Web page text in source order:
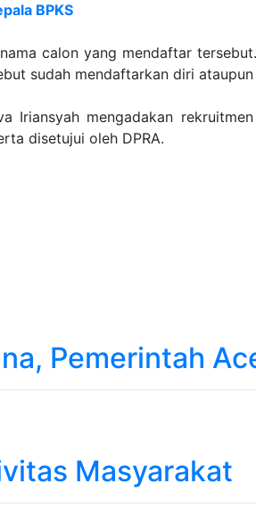
BPKS
calon yang mendaftar
sudah mendaftarkan diri
Iriansyah mengadakan
disetujui oleh DPRA.
Pemerintah
Masyarakat